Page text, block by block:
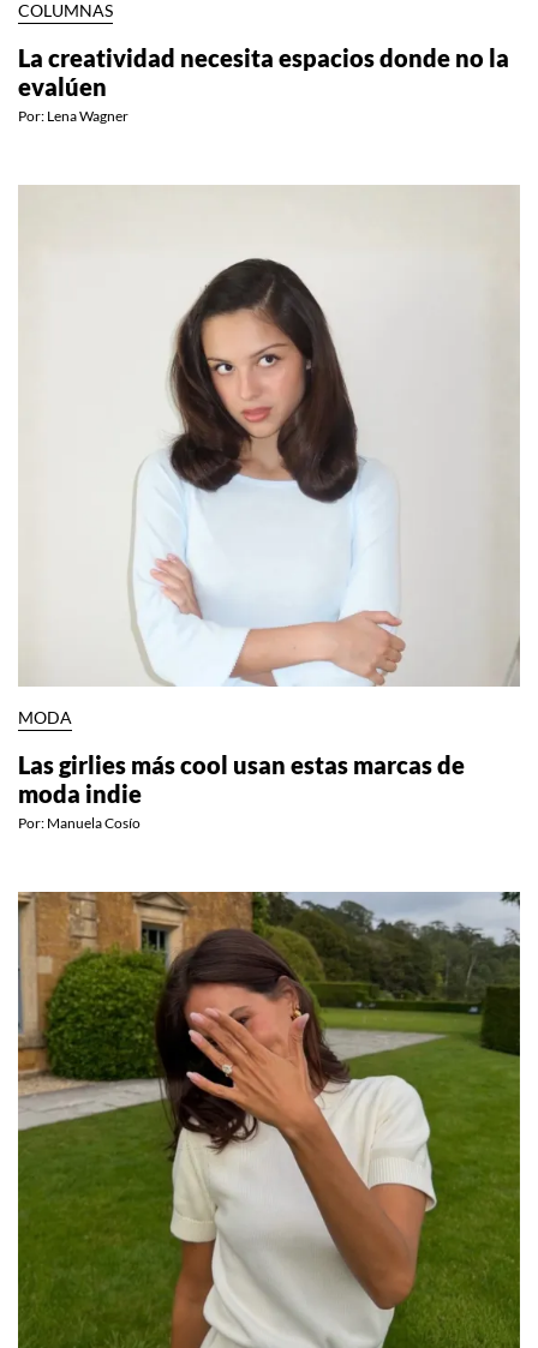
COLUMNAS
La creatividad necesita espacios donde no la
evalúen
Por: Lena Wagner
MODA
Las girlies más cool usan estas marcas de
moda indie
Por: Manuela Cosío